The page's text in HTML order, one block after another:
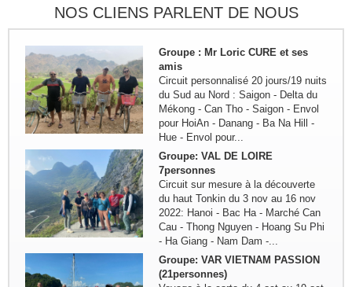
NOS CLIENS PARLENT DE NOUS
Circuit personnalisé 20 jours/19 nuits
du Sud au Nord : Saigon - Delta du
pour HoiAn - Danang - Ba Na Hill -
Hue - Envol pour...
Groupe: VAL DE LOIRE
7personnes
Circuit sur mesure à la découverte
du haut Tonkin du 3 nov au 16 nov
2022: Hanoi - Bac Ha - Marché Can
Cau - Thong Nguyen - Hoang Su Phi
- Ha Giang - Nam Dam -...
Groupe: VAR VIETNAM PASSION
(21personnes)
Voyage à la carte du 4 oct au 19 oct
2022: Marseille - Hanoi - Croisière
dans la baie de Lan Ha - Marché
ethnique Bac Ha - Thong Nguyen (
Hoang Su Phi) - Lac...